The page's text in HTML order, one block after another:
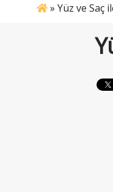
» Yüz ve Saç